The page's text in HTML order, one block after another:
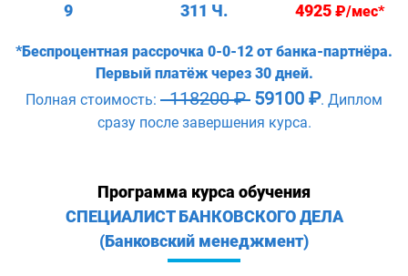
9 311 Ч. 4925₽/мес*
*Беспроцентная рассрочка 0-0-12 от банка-партнёра.
Первый платёж через 30 дней.
Полная стоимость: 118200 ₽ 59100 ₽. Диплом
сразу после завершения курса.
Программа курса обучения
СПЕЦИАЛИСТ БАНКОВСКОГО ДЕЛА
(Банковский менеджмент)